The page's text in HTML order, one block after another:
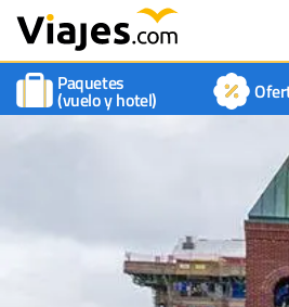
Paquetes
(vuelo y hotel)